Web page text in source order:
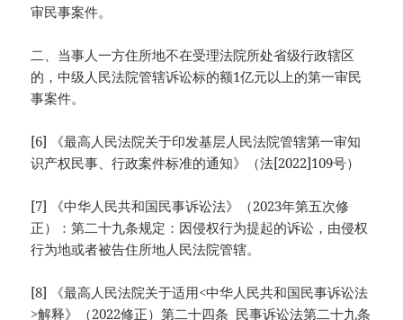
审民事案件。
二、当事人一方住所地不在受理法院所处省级行政辖区
的，中级人民法院管辖诉讼标的额1亿元以上的第一审民
事案件。
[6] 《最高人民法院关于印发基层人民法院管辖第一审知
识产权民事、行政案件标准的通知》（法[2022]109号）
[7] 《中华人民共和国民事诉讼法》（2023年第五次修
正）：第二十九条规定：因侵权行为提起的诉讼，由侵权
行为地或者被告住所地人民法院管辖。
[8] 《最高人民法院关于适用<中华人民共和国民事诉讼法
>解释》（2022修正）第二十四条 民事诉讼法第二十九条